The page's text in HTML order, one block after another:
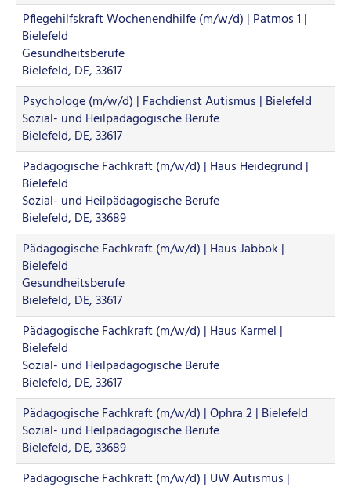
Pflegehilfskraft Wochenendhilfe (m/w/d) | Patmos 1 |
Bielefeld
Gesundheitsberufe
Bielefeld, DE, 33617
Psychologe (m/w/d) | Fachdienst Autismus | Bielefeld
Sozial- und Heilpädagogische Berufe
Bielefeld, DE, 33617
Pädagogische Fachkraft (m/w/d) | Haus Heidegrund |
Bielefeld
Sozial- und Heilpädagogische Berufe
Bielefeld, DE, 33689
Pädagogische Fachkraft (m/w/d) | Haus Jabbok |
Bielefeld
Gesundheitsberufe
Bielefeld, DE, 33617
Pädagogische Fachkraft (m/w/d) | Haus Karmel |
Bielefeld
Sozial- und Heilpädagogische Berufe
Bielefeld, DE, 33617
Pädagogische Fachkraft (m/w/d) | Ophra 2 | Bielefeld
Sozial- und Heilpädagogische Berufe
Bielefeld, DE, 33689
Pädagogische Fachkraft (m/w/d) | UW Autismus |